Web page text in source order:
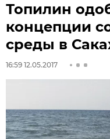
Топилин
концепции
среды в
16:59 12.05.2017